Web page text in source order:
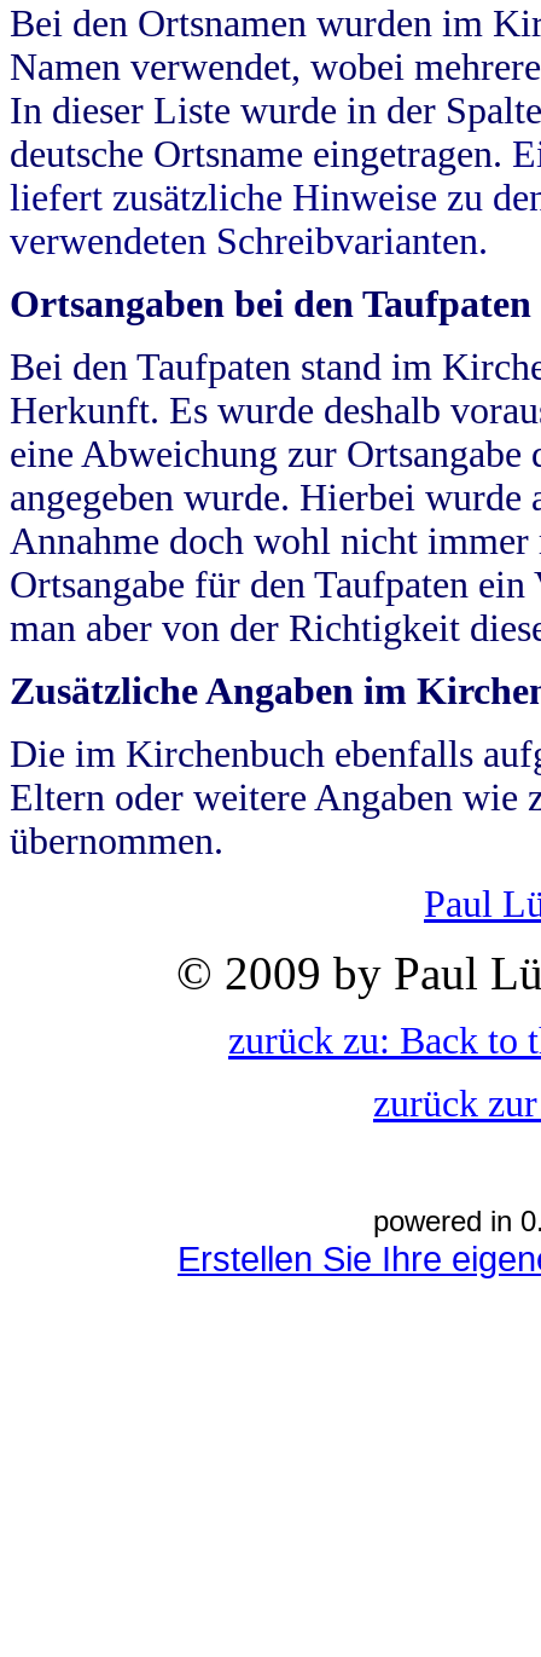
Bei den Ortsnamen wurden im
Namen verwendet, wobei
In dieser Liste wurde in der
deutsche Ortsname eingetragen.
liefert zusätzliche Hinweise zu
verwendeten Schreibvarianten.
Ortsangaben bei den Taufpaten
Bei den Taufpaten stand im
Herkunft. Es wurde deshalb
eine Abweichung zur
angegeben wurde. Hierbei wurde
Annahme doch wohl nicht
Ortsangabe für den Taufpaten
man aber von der Richtigkeit
Zusätzliche Angaben im
Die im Kirchenbuch ebenfalls
Eltern oder weitere Angaben wie
übernommen.
Paul
© 2009 by Paul
zurück zu: Back to
zurück
powered in
Erstellen Sie Ihre